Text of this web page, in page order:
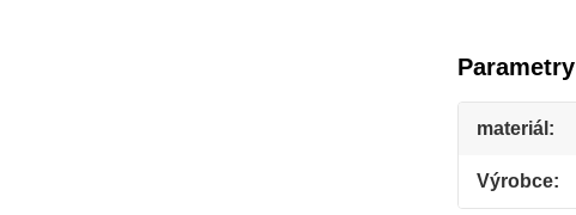
Parametry
materiál
Výrobce